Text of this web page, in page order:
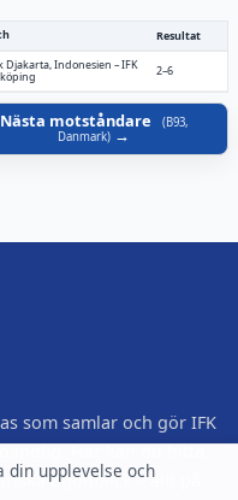
upplevelse och
Resultat
Djakarta, Indonesien –IFK 2–6
Nästa motståndare (B93,
Danmark)
som samlar och gör IFK
Här kan du hitta
ögonblick – allt på